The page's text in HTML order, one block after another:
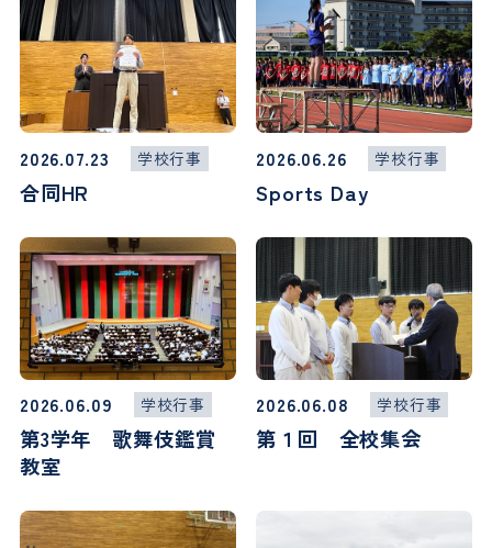
2026.07.23 学校行事
合同HR
2026.06.26 学校行事
Sports Day
2026.06.09 学校行事
第3学年 歌舞伎鑑賞
教室
2026.06.08 学校行事
第１回 全校集会